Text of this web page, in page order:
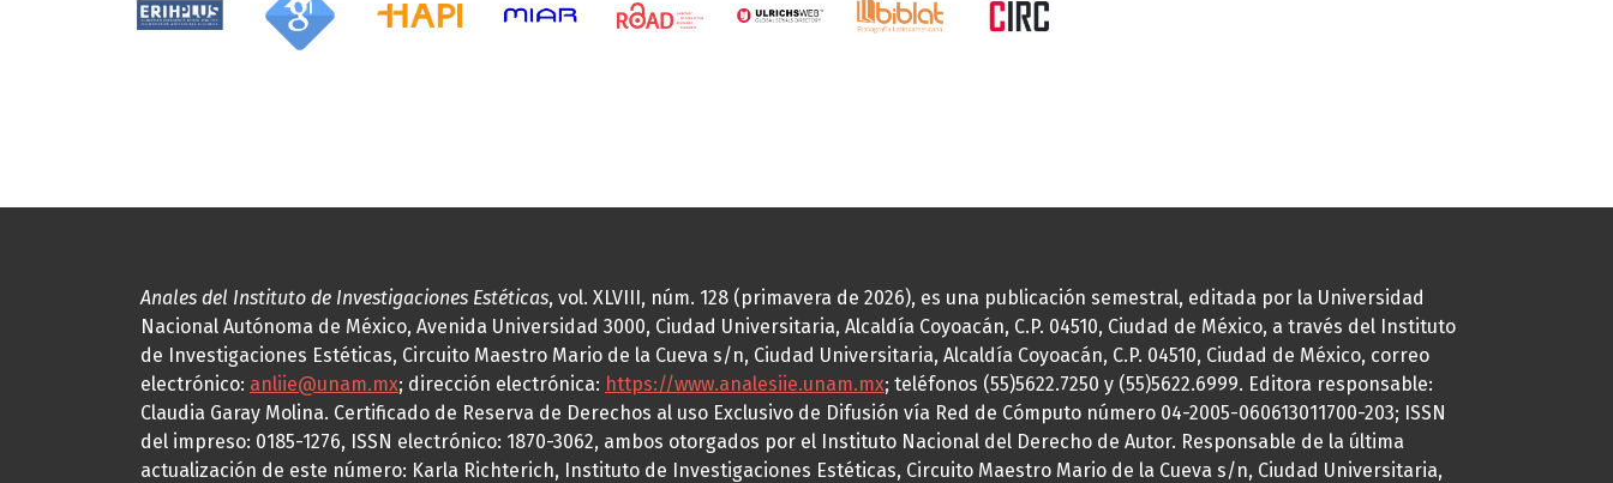
Anales del Instituto de Investigaciones Estéticas, vol. XLVIII, núm. 128 (primavera de 2026), es una publicación semestral, editada por la Universidad
Nacional Autónoma de México, Avenida Universidad 3000, Ciudad Universitaria, Alcaldía Coyoacán, C.P. 04510, Ciudad de México, a través del Instituto
de Investigaciones Estéticas, Circuito Maestro Mario de la Cueva s/n, Ciudad Universitaria, Alcaldía Coyoacán, C.P. 04510, Ciudad de México, correo
electrónico: anliie@unam.mx; dirección electrónica: https://www.analesiie.unam.mx; teléfonos (55)5622.7250 y (55)5622.6999. Editora responsable:
Claudia Garay Molina. Certificado de Reserva de Derechos al uso Exclusivo de Difusión vía Red de Cómputo número 04-2005-060613011700-203; ISSN
del impreso: 0185-1276, ISSN electrónico: 1870-3062, ambos otorgados por el Instituto Nacional del Derecho de Autor. Responsable de la última
actualización de este número: Karla Richterich, Instituto de Investigaciones Estéticas, Circuito Maestro Mario de la Cueva s/n, Ciudad Universitaria,